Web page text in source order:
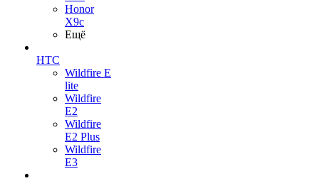
Honor
X9c
Ещё
HTC
Wildfire E
lite
Wildfire
E2
Wildfire
E2 Plus
Wildfire
E3